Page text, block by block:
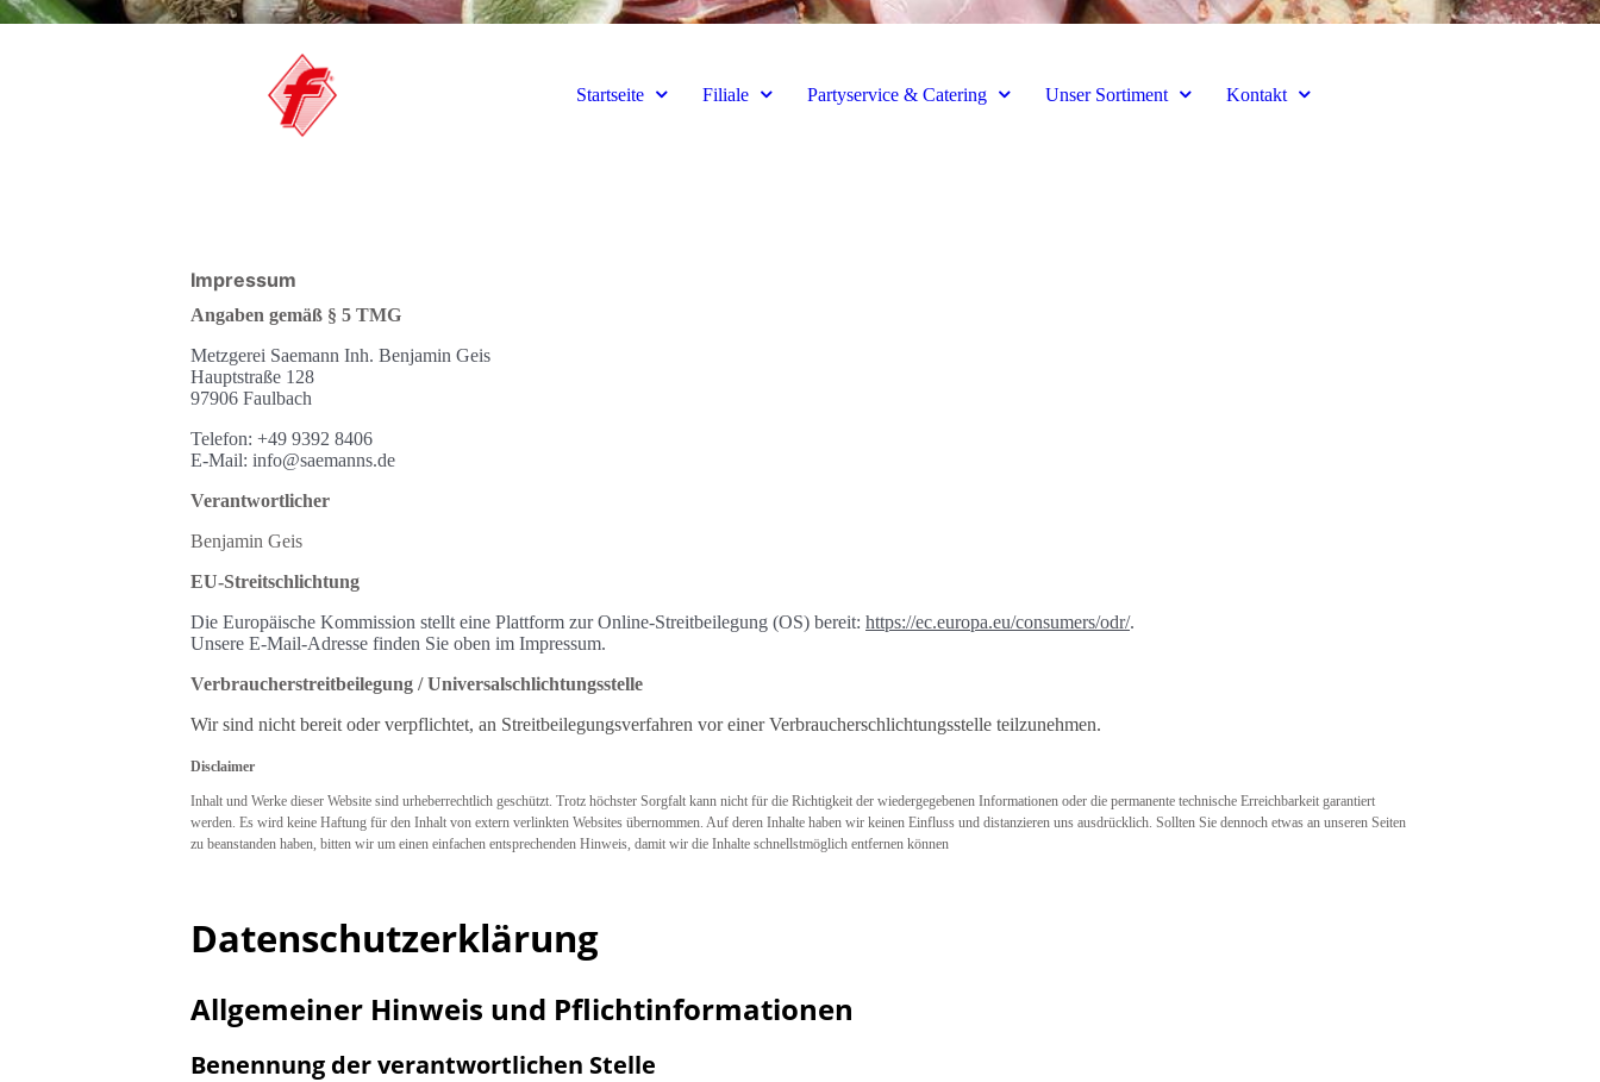
Startseite Filiale Partyservice & Catering Unser Sortiment Kontakt
Impressum
Angaben gemäß § 5 TMG
Metzgerei Saemann Inh. Benjamin Geis
Hauptstraße 128
97906 Faulbach
Telefon: +49 9392 8406
E-Mail: info@saemanns.de
Verantwortlicher
Benjamin Geis
EU-Streitschlichtung
Die Europäische Kommission stellt eine Plattform zur Online-Streitbeilegung (OS) bereit: https://ec.europa.eu/consumers/odr/.
Unsere E-Mail-Adresse finden Sie oben im Impressum.
Verbraucher­streit­beilegung / Universal­schlichtungs­stelle
Wir sind nicht bereit oder verpflichtet, an Streitbeilegungsverfahren vor einer Verbraucherschlichtungsstelle teilzunehmen.
Disclaimer
Inhalt und Werke dieser Website sind urheberrechtlich geschützt. Trotz höchster Sorgfalt kann nicht für die Richtigkeit der wiedergegebenen Informationen oder die permanente technische Erreichbarkeit garantiert
werden. Es wird keine Haftung für den Inhalt von extern verlinkten Websites übernommen. Auf deren Inhalte haben wir keinen Einfluss und distanzieren uns ausdrücklich. Sollten Sie dennoch etwas an unseren Seiten
zu beanstanden haben, bitten wir um einen einfachen entsprechenden Hinweis, damit wir die Inhalte schnellstmöglich entfernen können
Datenschutzerklärung
Allgemeiner Hinweis und Pflichtinformationen
Benennung der verantwortlichen Stelle